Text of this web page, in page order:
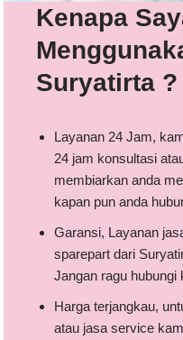
Kenapa
Suryatirta ?
Layanan 24 Jam,
24 jam konsultasi
membiarkan anda
kapan pun anda
Garansi, Layanan
sparepart dari
Jangan ragu hubungi
Harga terjangkau,
atau jasa service